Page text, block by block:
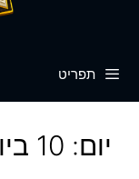
תפריט
יום: 10 ביוני 2022